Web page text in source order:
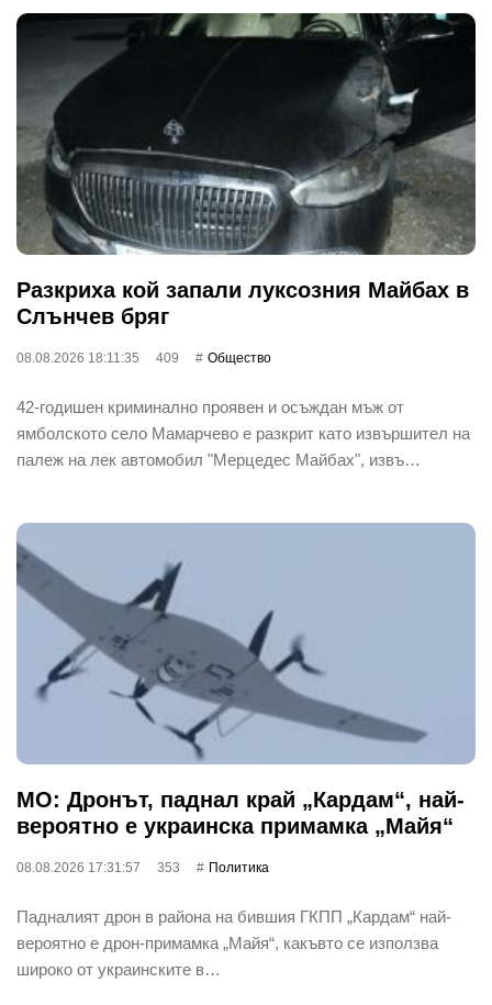
Разкриха кой запали луксозния Майбах в
Слънчев бряг
08.08.2026 18:11:35 409 Общество
42-годишен криминално проявен и осъждан мъж от
ямболското село Мамарчево е разкрит като извършител на
палеж на лек автомобил "Мерцедес Майбах", извъ…
МО: Дронът, паднал край „Кардам“, най-
вероятно е украинска примамка „Майя“
08.08.2026 17:31:57 353 Политика
Падналият дрон в района на бившия ГКПП „Кардам“ най-
вероятно е дрон-примамка „Майя“, какъвто се използва
широко от украинските в…